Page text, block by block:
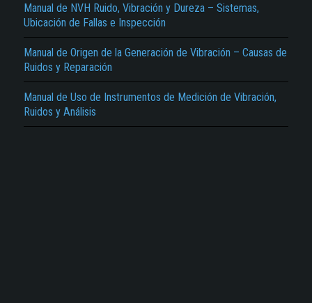
Manual de NVH Ruido, Vibración y Dureza – Sistemas,
Ubicación de Fallas e Inspección
Manual de Origen de la Generación de Vibración – Causas de
Ruidos y Reparación
Manual de Uso de Instrumentos de Medición de Vibración,
Ruidos y Análisis
Texto o Imagen de portada son erróneos.
Reportar otro tipo de error...